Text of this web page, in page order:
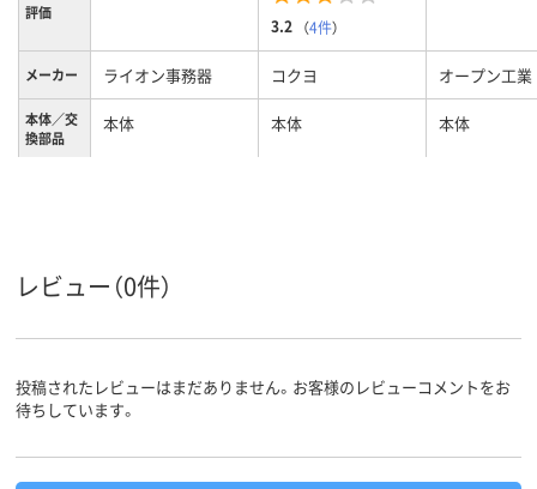
評価
3.2 （4件）
メーカー ライオン事務器 コクヨ オープン工業
本体／交
換部品
本体 本体 本体
レビュー（0件）
投稿されたレビューはまだありません。お客様のレビューコメントをお
待ちしています。